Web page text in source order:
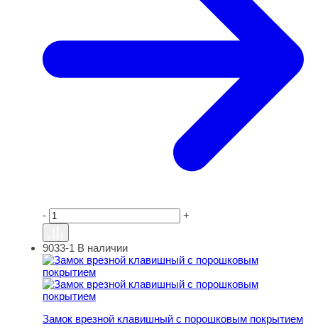
- +
Замок врезной клавишный с порошковым покрытием
9033-1 В наличии
Замок врезной клавишный с порошковым покрытием